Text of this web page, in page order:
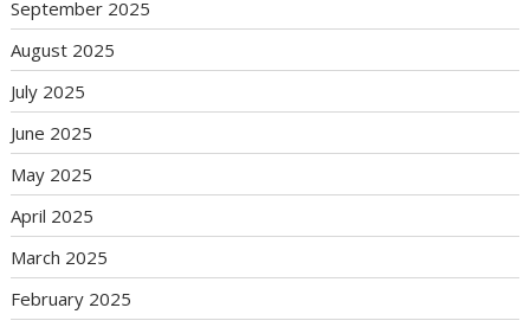
September 2025
August 2025
July 2025
June 2025
May 2025
April 2025
March 2025
February 2025